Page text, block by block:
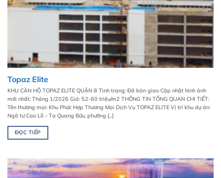
Topaz Elite
KHU CĂN HỘ TOPAZ ELITE QUẬN 8 Tình trạng: Đã bàn giao Cập nhật hình ảnh
mới nhất: Tháng 1/2026 Giá: 52-60 triệu/m2 THÔNG TIN TỔNG QUAN CHI TIẾT:
Tên thương mại: Khu Phức Hợp Thương Mại Dịch Vụ TOPAZ ELITE Vị trí khu dự án:
Ngã tư Cao Lỗ – Tạ Quang Bửu, phường [...]
ĐỌC TIẾP